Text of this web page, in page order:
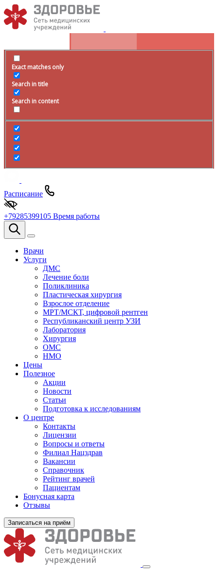
Exact matches only
Search in title
Search in content
Расписание
+79285399105 Время работы
Врачи
Услуги
ДМС
Лечение боли
Поликлиника
Пластическая хирургия
Взрослое отделение
МРТ/МСКТ, цифровой рентген
Республиканский центр УЗИ
Лаборатория
Хирургия
ОМС
НМО
Цены
Полезное
Акции
Новости
Статьи
Подготовка к исследованиям
О центре
Контакты
Лицензии
Вопросы и ответы
Филиал Нацздрав
Вакансии
Справочник
Рейтинг врачей
Пациентам
Бонусная карта
Отзывы
Записаться на приём